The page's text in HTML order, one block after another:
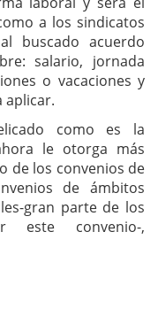
a los sindicatos
buscado acuerdo
salario, jornada
o vacaciones y
aplicar.
como es la
le otorga más
de los convenios de
de ámbitos
gran parte de los
este convenio-,